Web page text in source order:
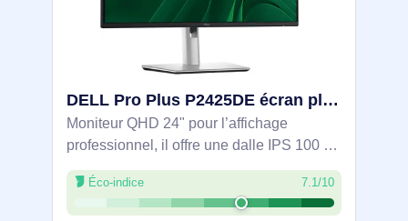
DELL Pro Plus P2425DE écran plat de PC 61 cm (24") 2560 x 1440 pixels Quad HD LCD Noir - DELL-P2425DE
Moniteur QHD 24" pour l’affichage
professionnel, il offre une dalle IPS 100 Hz
couvrant 99 % sRGB et ComfortView Plus
avec certification TÜV 4 étoiles pour
limiter la fatigue visuelle. USB‑C 90 W,
Éco-indice 7.1/10